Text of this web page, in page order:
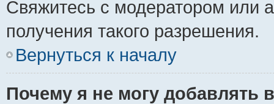
Свяжитесь с модератором или
получения такого разрешения.
Вернуться к началу
Почему я не могу добавлять